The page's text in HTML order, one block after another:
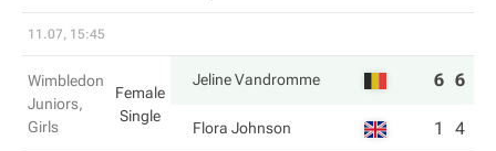
11.07, 15:45
Wimbledon
Juniors,
Girls
Female
Single
Jeline Vandromme 6 6
Flora Johnson 1 4